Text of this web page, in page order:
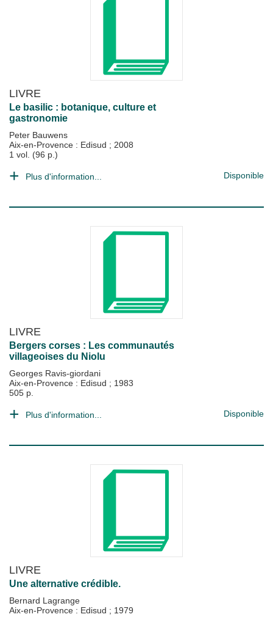
LIVRE
Le basilic : botanique, culture et
gastronomie
Peter Bauwens
Aix-en-Provence : Edisud ; 2008
1 vol. (96 p.)
Plus d'information... Disponible
LIVRE
Bergers corses : Les communautés
villageoises du Niolu
Georges Ravis-giordani
Aix-en-Provence : Edisud ; 1983
505 p.
Plus d'information... Disponible
LIVRE
Une alternative crédible.
Bernard Lagrange
Aix-en-Provence : Edisud ; 1979